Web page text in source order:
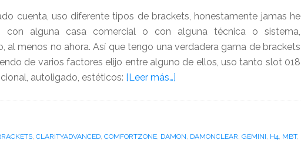
cuenta, uso diferente tipos de brackets, honestamente jamas he
con alguna casa comercial o con alguna técnica o sistema,
al menos no ahora. Así que tengo una verdadera gama de brackets
de varios factores elijo entre alguno de ellos, uso tanto slot 018
autoligado, estéticos: [Leer más…]
lo
, CLARITYADVANCED, COMFORTZONE, DAMON, DAMONCLEAR, GEMINI, H4, MBT,